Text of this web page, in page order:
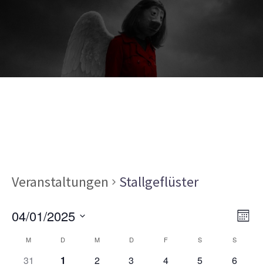
Veranstaltungen Stallgeflüster
04/01/2025
Kalender
von
M D M D F S S
0
31
0
1
0
2
0
3
0
4
0
5
0
6